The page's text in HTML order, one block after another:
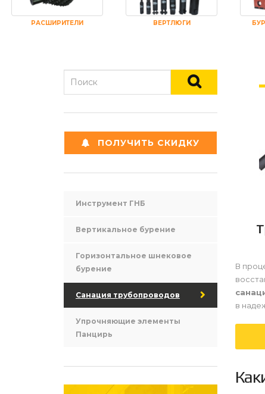
РАСШИРИТЕЛИ ВЕРТЛЮГИ
В
в
ПОЛУЧИТЬ СКИДКУ
Инструмент ГНБ
Вертикальное бурение
Горизонтальное шнековое
бурение
Санация трубопроводов
Упрочняющие элементы
Панцирь